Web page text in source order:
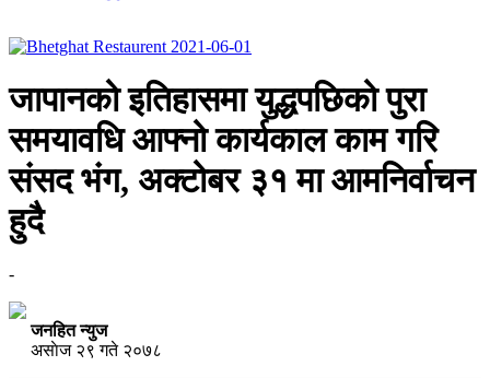
जापानको इतिहासमा युद्धपछिको पुरा
समयावधि आफ्नो कार्यकाल काम गरि
संसद भंग, अक्टोबर ३१ मा आमनिर्वाचन
हुदै
-
जनहित न्युज
असाेज २९ गते २०७८